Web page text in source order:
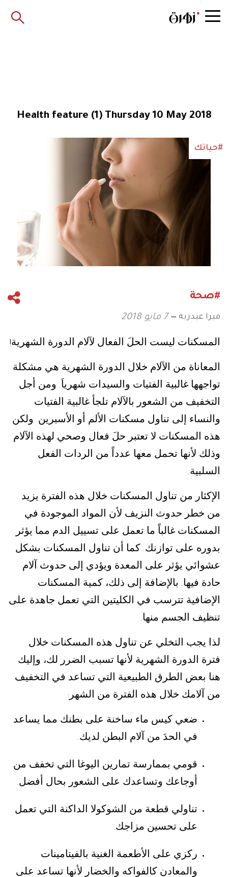
Health feature (1) Thursday 10 May 2018
#حياتك
#صحة
ميرا عبدربه 7 مايو 2018
المسكنات ليست الحلَ الفعال لآلام الدورة الشهرية!
المعاناة من الآلام خلال الدورة الشهرية هي مشكلة
تواجهها غالبية الفتيات والسيدات شهرياَ. ومن أجل
التخفيف من الشعور بالآلام تلجأ غالبية الفتيات
والنساء إلى تناول مسكنات الألم أو الأسبرين. ولكن
هذه المسكنات لا تعتبر حلَ فعال وصحي لهذه الآلام
وذلك لأنها تحمل معها عدداً من الردات الفعل
السلبية.
الإكثار من تناول المسكنات خلال هذه الفترة يزيد
من خطر حدوث النزيف لأن المواد الموجودة في
المسكنات غالباً ما تعمل على تسييل الدم مما يؤثر
بدوره على توازنك. كما أن تناول المسكنات بشكل
عشوائي يؤثر على المعدة ويؤدي إلى حدوث آلام
حادة فيها. بالإضافة إلى ذلك، كمية المسكنات
الإضافية تترسب في الكليتين التي تعمل جاهدة على
تنظيف الجسم منها.
لذا يجب التخلي عن تناول هذه المسكنات خلال
فترة الدورة الشهرية لأنها تسبب الضرر لك، وإليك
هنا بعض الطرق الطبيعية التي تساعد في التخفيف
من آلامك خلال هذه الفترة من الشهر :
ضعي كيس ماء ساخنة على بطنك مما يساعد
في الحدَ من آلام البطن لديك.
قومي بممارسة تمارين اليوغا التي تخفف من
أوجاعك وتساعدك على الشعور بحال أفضل.
تناولي قطعة من الشوكولا الداكنة التي تعمل
على تحسين مزاجك.
ركزي على الأطعمة الغنية بالفيتامينات
والمعادن كالفواكه والخضار لأنها تساعد على